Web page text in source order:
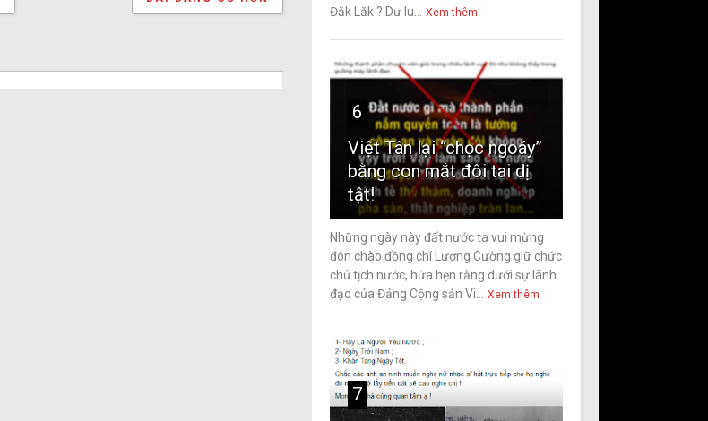
Đăk Lăk ? Dư lu...
Xem thêm
6
Việt Tân lại “chọc ngoáy”
bằng con mắt đôi tai dị
tật!
Những ngày này đất nước ta vui mừng
đón chào đồng chí Lương Cường giữ chức
chủ tịch nước, hứa hẹn rằng dưới sự lãnh
đạo của Đảng Cộng sản Vi...
Xem thêm
7